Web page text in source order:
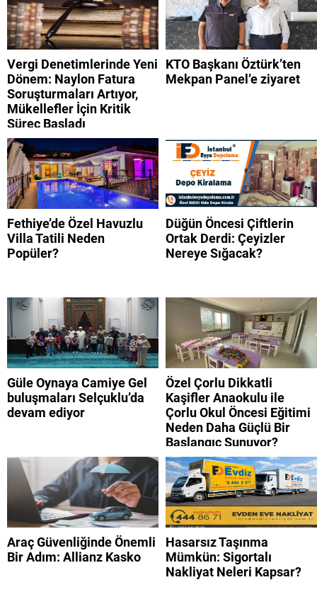
Osmaniye 9 Ağustos 2026
AFAD son depremler
listesi
Vergi Denetimlerinde Yeni
Dönem: Naylon Fatura
Soruşturmaları Artıyor,
Mükellefler İçin Kritik
Süreç Başladı
KTO Başkanı Öztürk’ten
Mekpan Panel’e ziyaret
Fethiye’de Özel Havuzlu
Villa Tatili Neden
Popüler?
Düğün Öncesi Çiftlerin
Ortak Derdi: Çeyizler
Nereye Sığacak?
Güle Oynaya Camiye Gel
buluşmaları Selçuklu’da
devam ediyor
Özel Çorlu Dikkatli
Kaşifler Anaokulu ile
Çorlu Okul Öncesi Eğitimi
Neden Daha Güçlü Bir
Başlangıç Sunuyor?
Araç Güvenliğinde Önemli
Bir Adım: Allianz Kasko
Hasarsız Taşınma
Mümkün: Sigortalı
Nakliyat Neleri Kapsar?